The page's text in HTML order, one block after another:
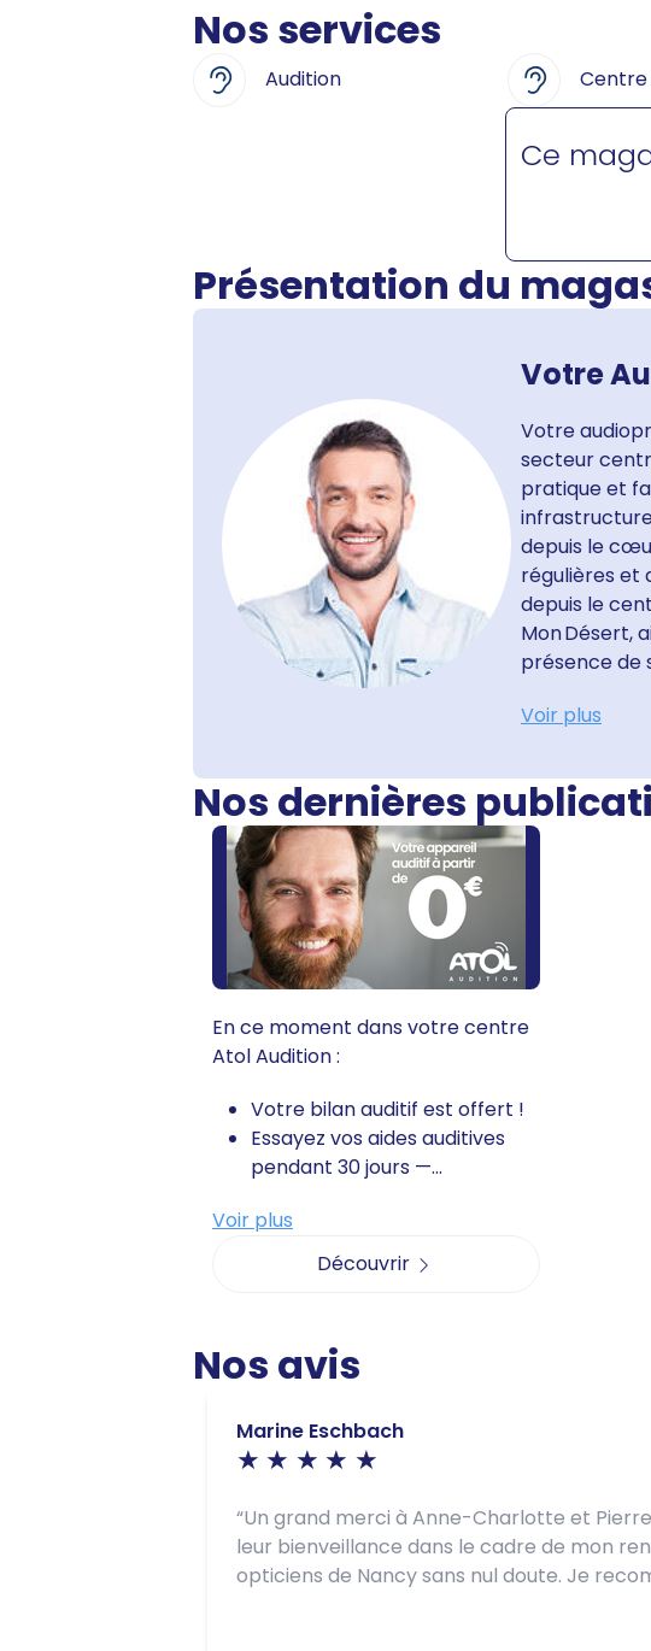
Nos services
Audition
Ce
Présentation du
Votre
Votre
secteur
pratique et
depuis le
régulières et
depuis le
Mon Désert,
présence de
Voir plus
Nos dernières
En ce moment dans votre centre
Atol Audition :
Votre bilan auditif est offert !
Essayez vos aides auditives
pendant 30 jours —...
Voir plus
Découvrir
Nos avis
Marine Eschbach
Un grand merci à Anne-Charlotte et
leur bienveillance dans le cadre de mon
opticiens de Nancy sans nul doute. Je